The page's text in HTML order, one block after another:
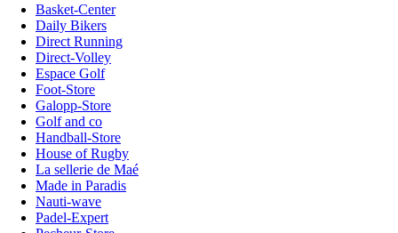
Basket-Center
Daily Bikers
Direct Running
Direct-Volley
Espace Golf
Foot-Store
Galopp-Store
Golf and co
Handball-Store
House of Rugby
La sellerie de Maé
Made in Paradis
Nauti-wave
Padel-Expert